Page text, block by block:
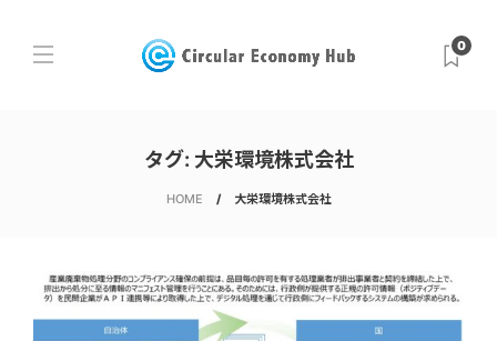
0
タグ: 大栄環境株式会社
HOME 大栄環境株式会社